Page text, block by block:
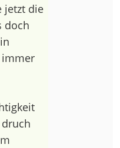
jetzt die
doch
immer